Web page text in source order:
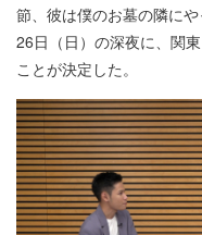
節、彼は僕のお墓の隣に
26日（日）の深夜に、関
ことが決定した。